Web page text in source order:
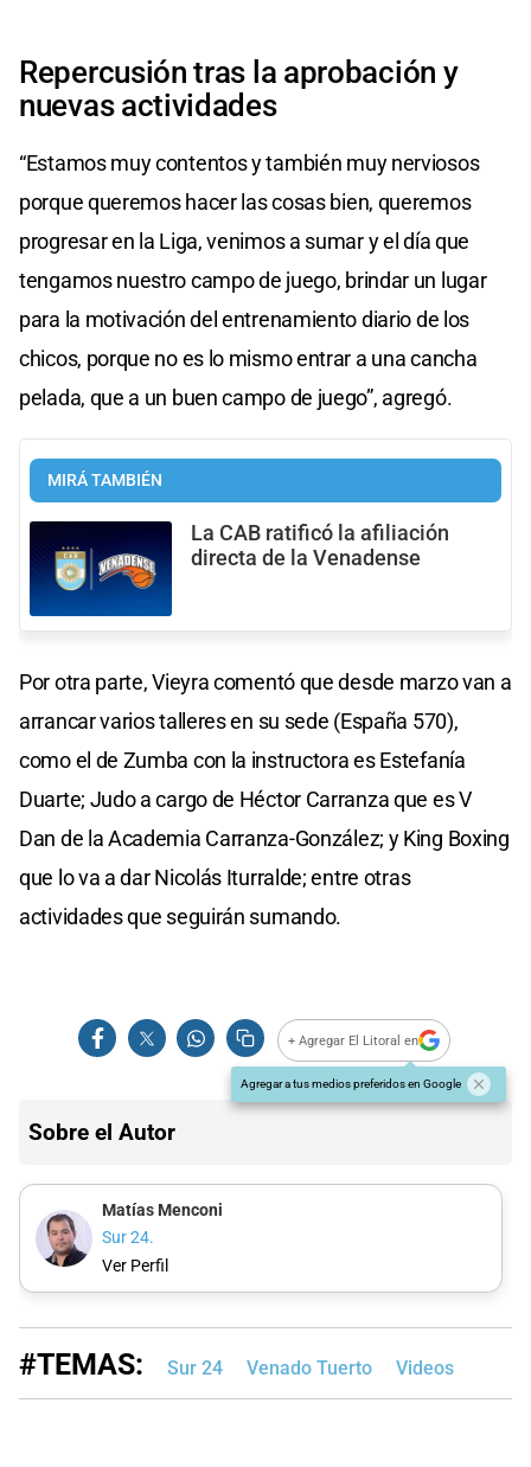
Repercusión tras la aprobación y
nuevas actividades
“Estamos muy contentos y también muy nerviosos
porque queremos hacer las cosas bien, queremos
progresar en la Liga, venimos a sumar y el día que
tengamos nuestro campo de juego, brindar un lugar
para la motivación del entrenamiento diario de los
chicos, porque no es lo mismo entrar a una cancha
pelada, que a un buen campo de juego”, agregó.
MIRÁ TAMBIÉN
La CAB ratificó la afiliación
directa de la Venadense
Por otra parte, Vieyra comentó que desde marzo van a
arrancar varios talleres en su sede (España 570),
como el de Zumba con la instructora es Estefanía
Duarte; Judo a cargo de Héctor Carranza que es V
Dan de la Academia Carranza-González; y King Boxing
que lo va a dar Nicolás Iturralde; entre otras
actividades que seguirán sumando.
+ Agregar El Litoral en
Agregar a tus medios preferidos en Google
Sobre el Autor
Matías Menconi
Sur 24.
Ver Perfil
#TEMAS: Sur 24 Venado Tuerto Videos